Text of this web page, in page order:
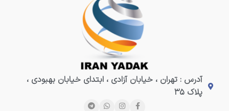
آدرس : تهران ، خیابان آزادی ، ابتدای خیابان بهبودی ،
پلاک ۳۵